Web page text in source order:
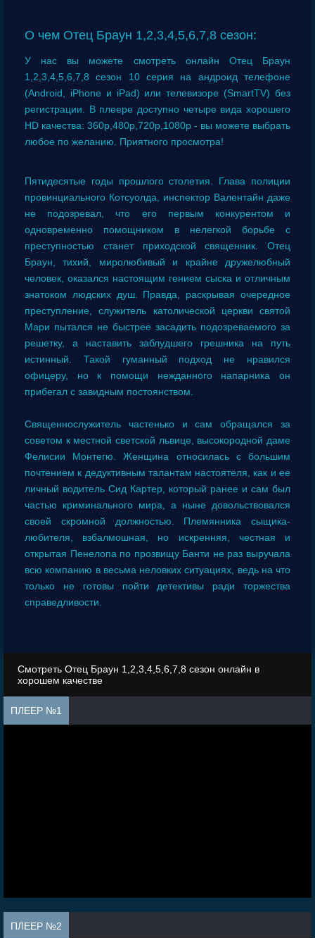
О чем Отец Браун 1,2,3,4,5,6,7,8 сезон:
У нас вы можете смотреть онлайн Отец Браун
1,2,3,4,5,6,7,8 сезон 10 серия на андроид телефоне
(Android, iPhone и iPad) или телевизоре (SmartTV) без
регистрации. В плеере доступно четыре вида хорошего
HD качества: 360p,480p,720p,1080p - вы можете выбрать
любое по желанию. Приятного просмотра!
Пятидесятые годы прошлого столетия. Глава полиции
провинциального Котсуолда, инспектор Валентайн даже
не подозревал, что его первым конкурентом и
одновременно помощником в нелегкой борьбе с
преступностью станет приходской священник. Отец
Браун, тихий, миролюбивый и крайне дружелюбный
человек, оказался настоящим гением сыска и отличным
знатоком людских душ. Правда, раскрывая очередное
преступление, служитель католической церкви святой
Мари пытался не быстрее засадить подозреваемого за
решетку, а наставить заблудшего грешника на путь
истинный. Такой гуманный подход не нравился
офицеру, но к помощи нежданного напарника он
прибегал с завидным постоянством.
Священнослужитель частенько и сам обращался за
советом к местной светской львице, высокородной даме
Фелисии Монтегю. Женщина относилась с большим
почтением к дедуктивным талантам настоятеля, как и ее
личный водитель Сид Картер, который ранее и сам был
частью криминального мира, а ныне довольствовался
своей скромной должностью. Племянника сыщика-
любителя, взбалмошная, но искренняя, честная и
открытая Пенелопа по прозвищу Банти не раз выручала
всю компанию в весьма неловких ситуациях, ведь на что
только не готовы пойти детективы ради торжества
справедливости.
Смотреть Отец Браун 1,2,3,4,5,6,7,8 сезон онлайн в
хорошем качестве
ПЛЕЕР №1
ПЛЕЕР №2